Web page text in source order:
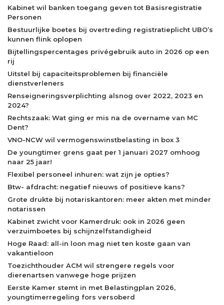
Kabinet wil banken toegang geven tot Basisregistratie
Personen
Bestuurlijke boetes bij overtreding registratieplicht UBO’s
kunnen flink oplopen
Bijtellingspercentages privégebruik auto in 2026 op een
rij
Uitstel bij capaciteitsproblemen bij financiële
dienstverleners
Renseigneringsverplichting alsnog over 2022, 2023 en
2024?
Rechtszaak: Wat ging er mis na de overname van MC
Dent?
VNO-NCW wil vermogenswinstbelasting in box 3
De youngtimer grens gaat per 1 januari 2027 omhoog
naar 25 jaar!
Flexibel personeel inhuren: wat zijn je opties?
Btw- afdracht: negatief nieuws of positieve kans?
Grote drukte bij notariskantoren: meer akten met minder
notarissen
Kabinet zwicht voor Kamerdruk: ook in 2026 geen
verzuimboetes bij schijnzelfstandigheid
Hoge Raad: all-in loon mag niet ten koste gaan van
vakantieloon
Toezichthouder ACM wil strengere regels voor
dierenartsen vanwege hoge prijzen
Eerste Kamer stemt in met Belastingplan 2026,
youngtimerregeling fors versoberd